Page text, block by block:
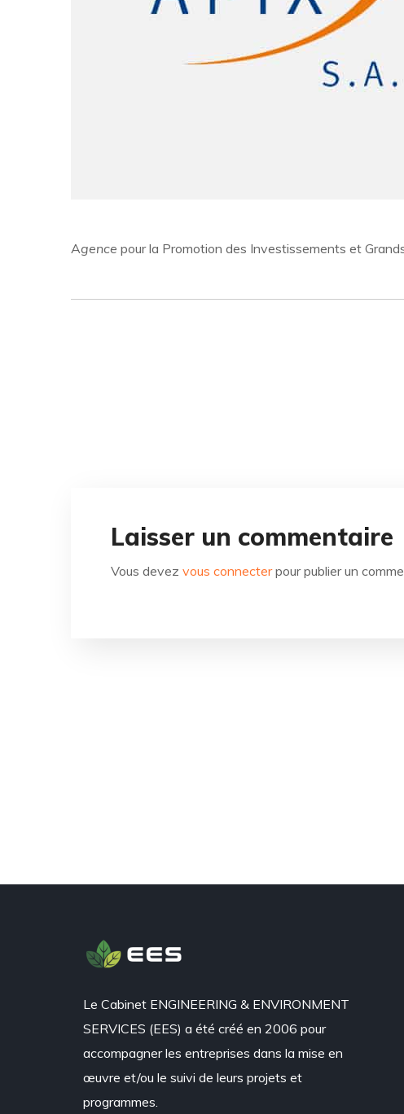
Agence pour la Promotion des Investissements et
Laisser un commentaire
Vous devez vous connecterpour publier un
Le Cabinet ENGINEERING & ENVIRONMENT
SERVICES (EES) a été créé en 2006 pour
accompagner les entreprises dans la mise en
œuvre et/ou le suivi de leurs projets et
programmes.